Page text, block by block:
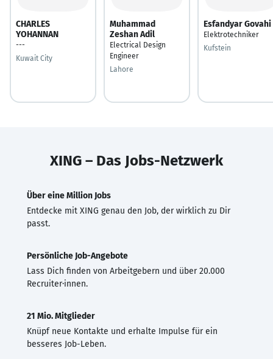
CHARLES
YOHANNAN
---
Kuwait City
Muhammad
Zeshan Adil
Electrical Design
Engineer
Lahore
Esfandyar Govahi
Elektrotechniker
Kufstein
XING – Das Jobs-Netzwerk
Über eine Million Jobs
Entdecke mit XING genau den Job, der wirklich zu Dir
passt.
Persönliche Job-Angebote
Lass Dich finden von Arbeitgebern und über 20.000
Recruiter·innen.
21 Mio. Mitglieder
Knüpf neue Kontakte und erhalte Impulse für ein
besseres Job-Leben.